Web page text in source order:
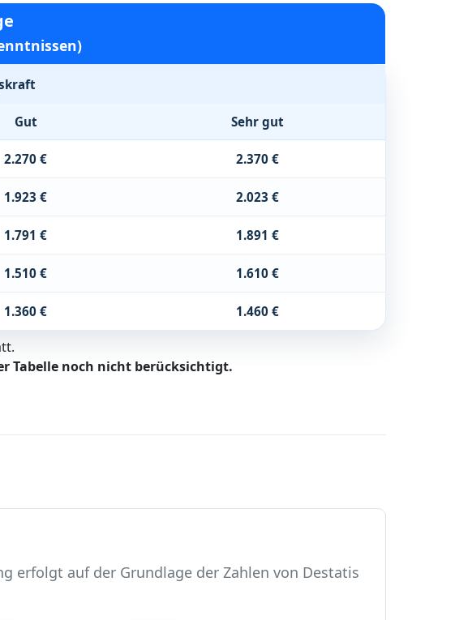
Gut Sehr gut
2.270 € 2.370 €
1.923 € 2.023 €
1.791 € 1.891 €
1.510 € 1.610 €
1.360 € 1.460 €
Tabelle noch nicht berücksichtigt.
erfolgt auf der Grundlage der Zahlen von Destatis